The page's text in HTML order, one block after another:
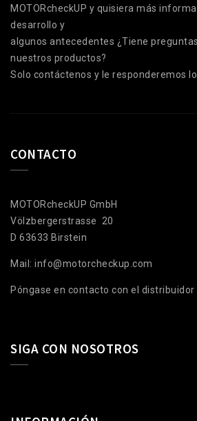
MOTORcheckUP y quisiera más
desarrollo y
algunos antecedentes ¿Tiene
nuestros productos?
Solo contáctenos y le responderemos
CONTACTO
MOTORcheckUP GmbH
Völzbergerstrasse 20
D 63633 Birstein
Mail: info@motorcheckup.com
Póngase en contacto con el distribuidor
SIGA CON NOSOTROS